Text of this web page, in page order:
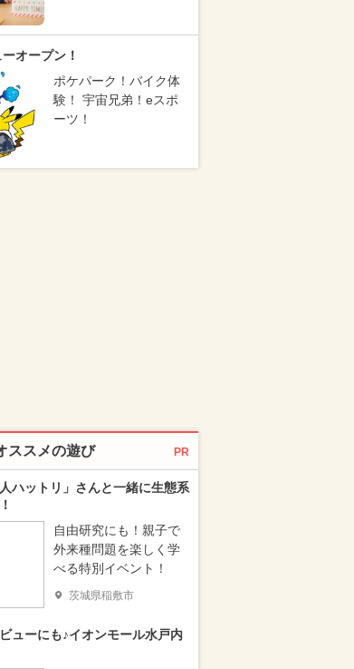
オープン！
ポケパーク！バイク体
験！ 宇宙兄弟！eスポ
ーツ！
ススメの遊び PR
人ハットリ」さんと一緒に生態系
自由研究にも！親子で
外来種問題を楽しく学
べる特別イベント！
茨城県稲敷市
ューにも♪イオンモール水戸内